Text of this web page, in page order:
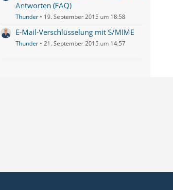
Antworten (FAQ)
Thunder 19. September 2015 um 18:58
E-Mail-Verschlüsselung mit S/MIME
Thunder 21. September 2015 um 14:57